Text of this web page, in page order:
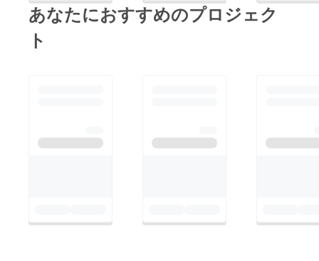
行い、いざ熊本へ。16
あなたにおすすめのプロジェク
ト